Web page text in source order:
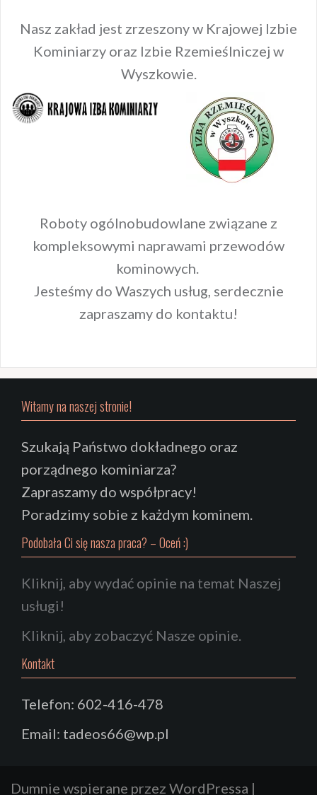
Nasz zakład jest zrzeszony w Krajowej Izbie
Kominiarzy oraz Izbie Rzemieślniczej w
Wyszkowie.
Roboty ogólnobudowlane związane z
kompleksowymi naprawami przewodów
kominowych.
Jesteśmy do Waszych usług, serdecznie
zapraszamy do kontaktu!
Witamy na naszej stronie!
Szukają Państwo dokładnego oraz
porządnego kominiarza?
Zapraszamy do współpracy!
Poradzimy sobie z każdym kominem.
Podobała Ci się nasza praca? – Oceń :)
Kliknij, aby wydać opinie na temat Naszej
usługi!
Kliknij, aby zobaczyć Nasze opinie.
Kontakt
Telefon: 602-416-478
Email: tadeos66@wp.pl
Dumnie wspierane przez WordPressa |